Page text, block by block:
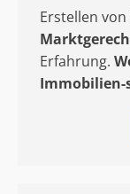
Erstellen von
Erfahrung.
Immobilien-